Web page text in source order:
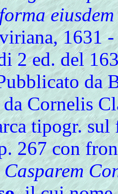
1631
2 ed. del
da
Cornelis
tipogr.
267 con